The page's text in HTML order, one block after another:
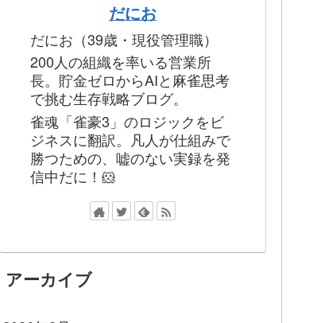
だにお
だにお（39歳・現役管理職）
200人の組織を率いる営業所
長。貯金ゼロからAIと麻雀思考
で挑む生存戦略ブログ。
雀魂「雀豪3」のロジックをビ
ジネスに翻訳。凡人が仕組みで
勝つための、嘘のない実録を発
信中だに！🐹
アーカイブ